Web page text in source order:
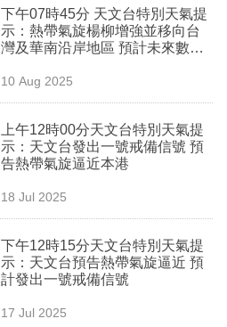
下午07時45分 天文台特別天氣提
示：熱帶氣旋楊柳增強並移向台
灣及華南沿岸地區 預計未來數日
10 Aug 2025
上午12時00分天文台特別天氣提
示：天文台發出一號戒備信號 預
告熱帶氣旋逼近本港
18 Jul 2025
下午12時15分天文台特別天氣提
示：天文台預告熱帶氣旋逼近 預
計發出一號戒備信號
17 Jul 2025